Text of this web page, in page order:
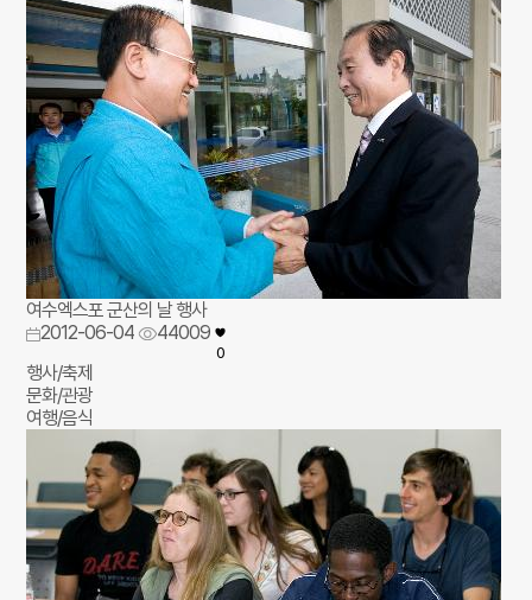
여수엑스포 군산의 날 행사
2012-06-04
44009
0
행사/축제
문화/관광
여행/음식